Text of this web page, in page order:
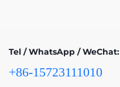
Tel / WhatsApp / WeChat:
+86-15723111010